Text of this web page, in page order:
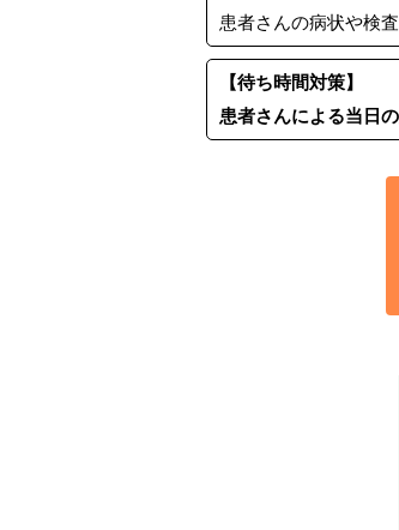
患者さんの病状や検
【待ち時間対策】
患者さんによる当日